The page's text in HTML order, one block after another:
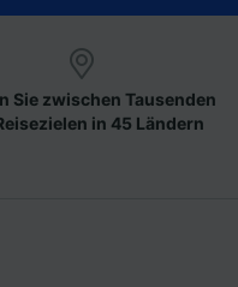
Sie zwischen Tausenden
in 45 Ländern